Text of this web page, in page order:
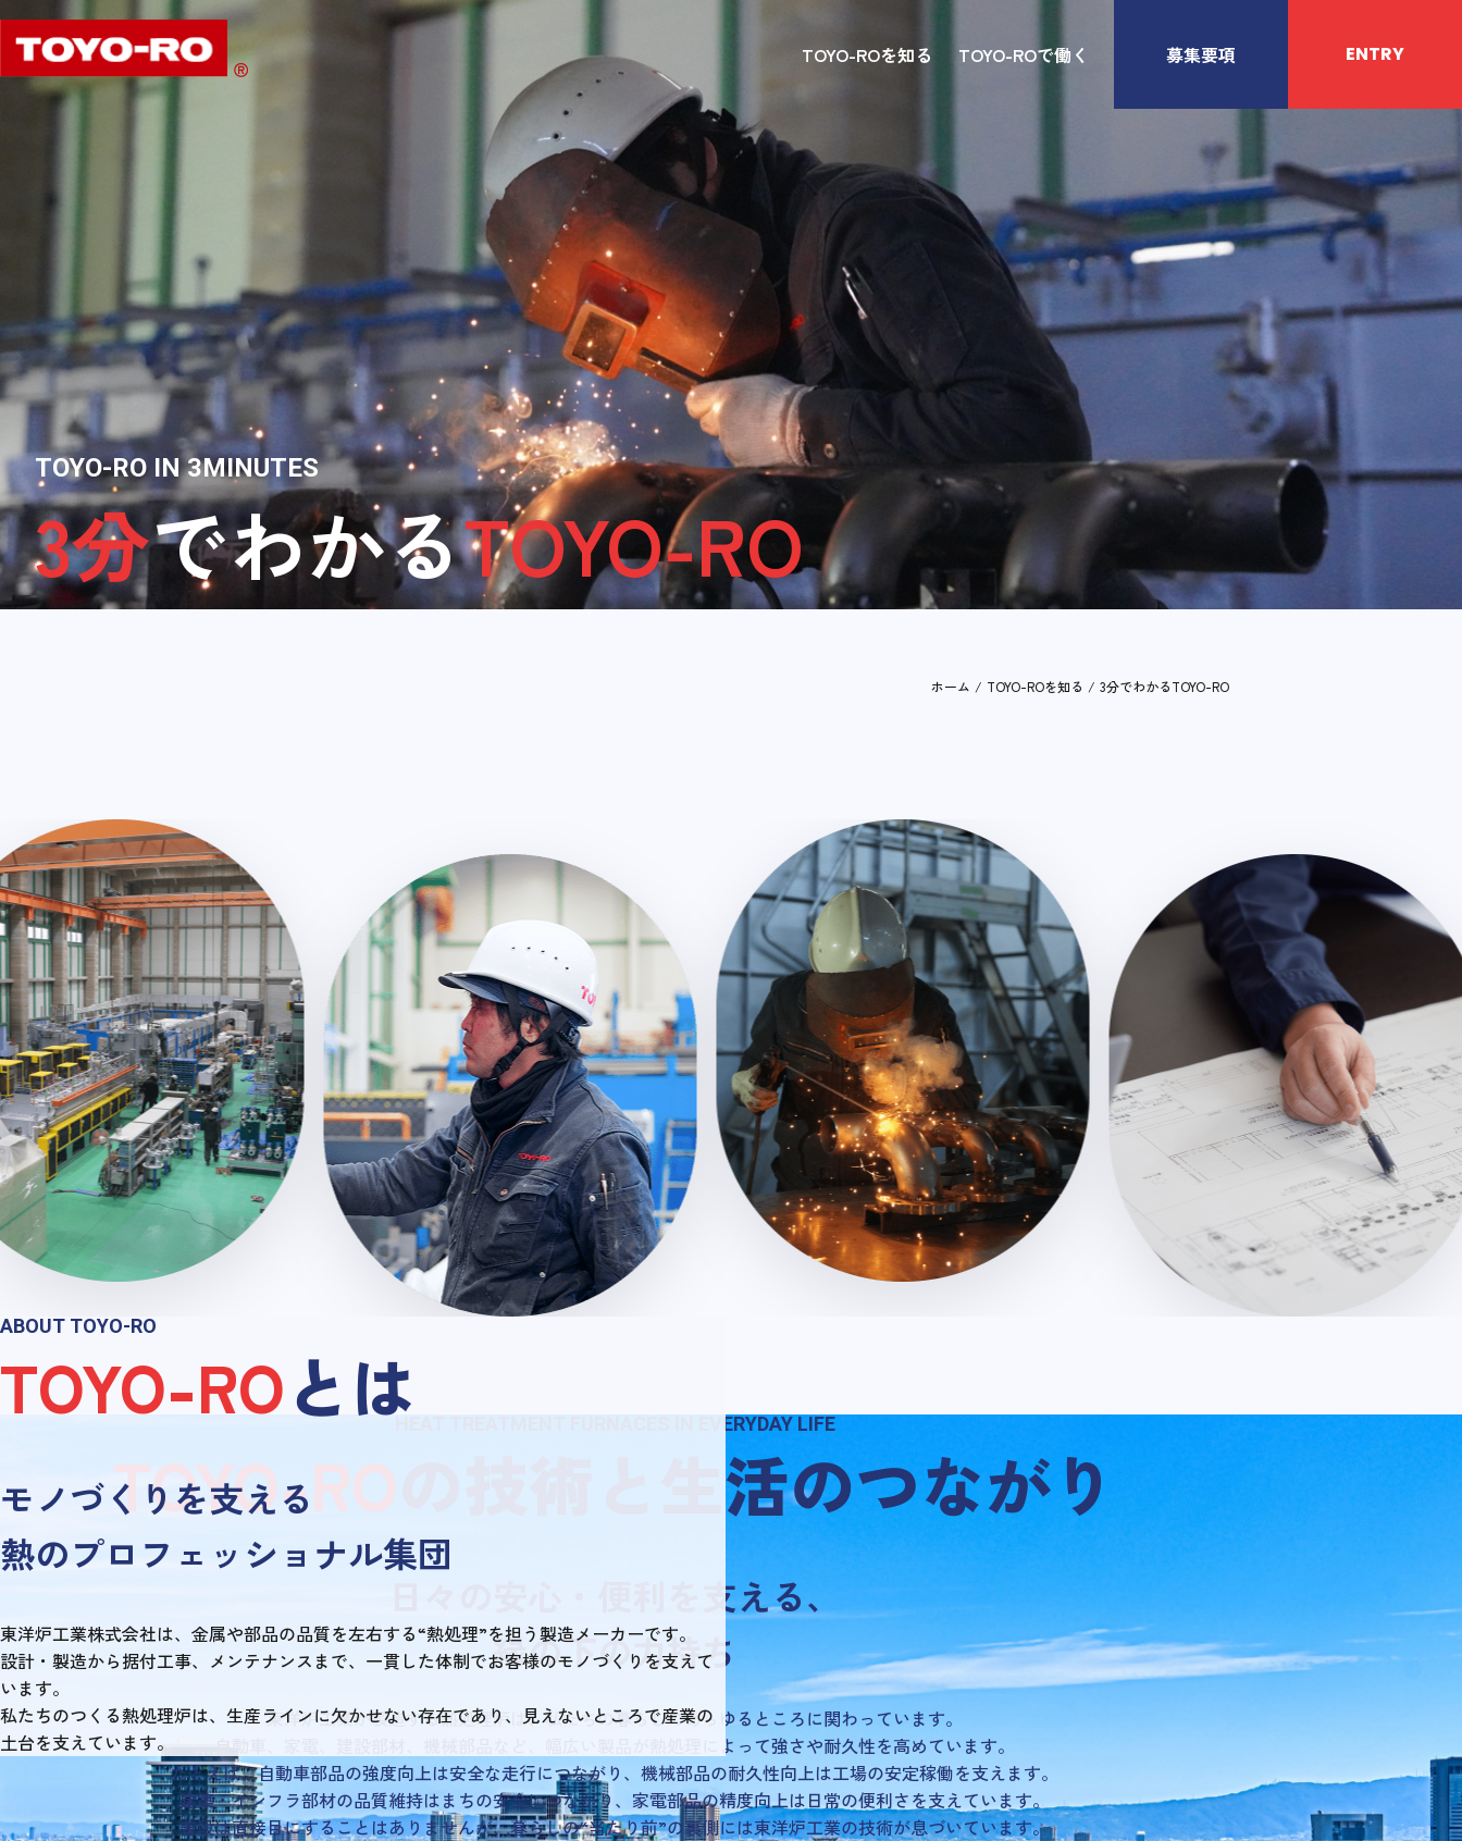
TOYO-ROを知る TOYO-ROで働く 募集要項 ENTRY
TOYO-RO IN 3MINUTES
3分でわかるTOYO-RO
ホーム / TOYO-ROを知る / 3分でわかるTOYO-RO
ABOUT TOYO-RO
TOYO-ROとは
モノづくりを支える
熱のプロフェッショナル集団
東洋炉工業株式会社は、金属や部品の品質を左右する“熱処理”を担う製造メーカーです。
設計・製造から据付工事、メンテナンスまで、一貫した体制でお客様のモノづくりを支えて
います。
私たちのつくる熱処理炉は、生産ラインに欠かせない存在であり、見えないところで産業の
土台を支えています。
IN EVERYDAY LIFE
TOYO-RO 生活のつながり
日々の安心・便利を支える、
縁の下の力持ち
東洋炉工業が製造する熱処理炉は、私たちの暮らしのあらゆるところに関わっています。
自動車、家電、建設部材、機械部品など、幅広い製品が熱処理によって強さや耐久性を高めています。
たとえば、自動車部品の強度向上は安全な走行につながり、機械部品の耐久性向上は工場の安定稼働を支えます。
建築・インフラ部材の品質維持はまちの安全につながり、家電部品の精度向上は日常の便利さを支えています。
普段は直接目にすることはありませんが、暮らしの“当たり前”の裏側には東洋炉工業の技術が息づいています。